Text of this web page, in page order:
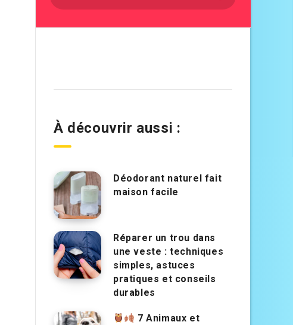
À découvrir aussi :
Déodorant naturel fait
maison facile
Réparer un trou dans
une veste : techniques
simples, astuces
pratiques et conseils
durables
7 Animaux et